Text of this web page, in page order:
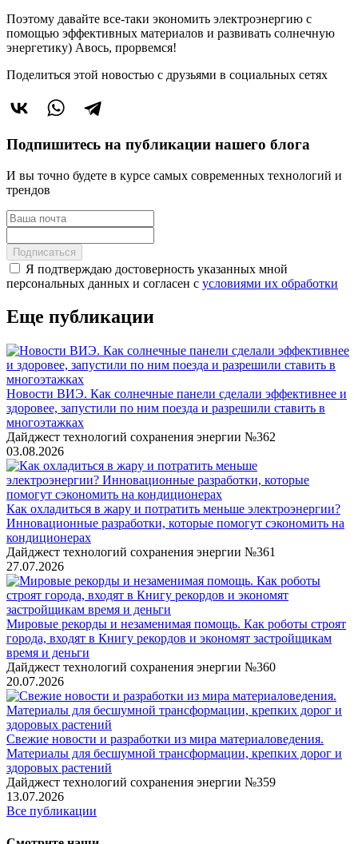
Поэтому давайте все-таки экономить электроэнергию с
помощью эффективных материалов и развивать солнечную
энергетику) Авось, прорвемся!
Поделиться этой новостью с друзьями в социальных сетях
Подпишитесь на публикации нашего блога
И вы точно будете в курсе самых современных технологий и
трендов
Подписаться
Я подтверждаю достоверность указанных мной
персональных данных и согласен с условиями их обработки
Еще публикации
Новости ВИЭ. Как солнечные панели сделали эффективнее и
здоровее, запустили по ним поезда и разрешили ставить в
многоэтажках
Дайджест технологий сохранения энергии №362
03.08.2026
Как охладиться в жару и потратить меньше электроэнергии?
Инновационные разработки, которые помогут сэкономить на
кондиционерах
Дайджест технологий сохранения энергии №361
27.07.2026
Мировые рекорды и незаменимая помощь. Как роботы строят
города, входят в Книгу рекордов и экономят застройщикам
время и деньги
Дайджест технологий сохранения энергии №360
20.07.2026
Свежие новости и разработки из мира материаловедения.
Материалы для бесшумной трансформации, крепких дорог и
здоровых растений
Дайджест технологий сохранения энергии №359
13.07.2026
Все публикации